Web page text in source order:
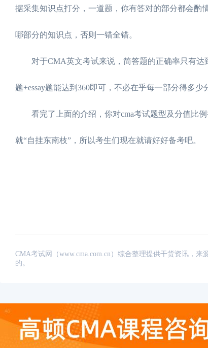
据采集知识点打分，一道题，你有答对的部分都会酌
哪部分的知识点，否则一错全错。
对于CMA英文考试来说，简答题的正确率只有达到
题+essay题能达到360即可，不必在乎每一部分得多少
看完了上面的介绍，你对cma考试题型及分值比例
就“自挂东南枝”，所以考生们现在就请好好备考吧。
CMA考试网（www.cma.com.cn）综合整理提供干货资讯，
的。